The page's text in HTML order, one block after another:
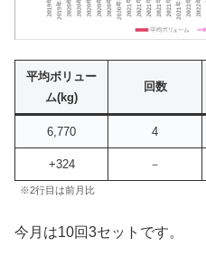
平均ボリュー
ム(kg)
回数
6,770 4
+324 －
※2行目は前月比
今月は10回3セットです。